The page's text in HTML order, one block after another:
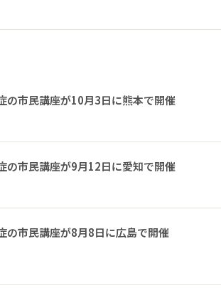
市民講座が10月3日に熊本で開催
市民講座が9月12日に愛知で開催
市民講座が8月8日に広島で開催